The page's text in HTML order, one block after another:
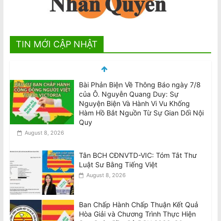
TIN MỚI CẬP NHẬT
Bài Phản Biện Về Thông Báo ngày 7/8
của Ô. Nguyễn Quang Duy: Sự
Nguyện Biện Và Hành Vi Vu Khống
Hàm Hồ Bắt Nguồn Từ Sự Gian Dối Nội
Quy
August 8, 2026
Tân BCH CĐNVTD-VIC: Tóm Tắt Thư
Luật Sư Bằng Tiếng Việt
August 8, 2026
Ban Chấp Hành Chấp Thuận Kết Quả
Hòa Giải và Chương Trình Thực Hiện